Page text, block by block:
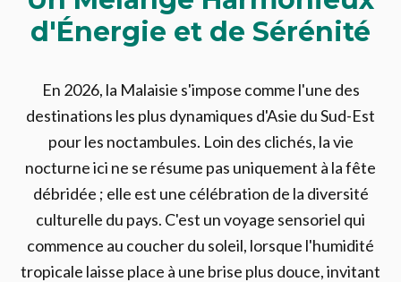
d'Énergie et de Sérénité
En 2026, la Malaisie s'impose comme l'une des
destinations les plus dynamiques d'Asie du Sud-Est
pour les noctambules. Loin des clichés, la vie
nocturne ici ne se résume pas uniquement à la fête
débridée ; elle est une célébration de la diversité
culturelle du pays. C'est un voyage sensoriel qui
commence au coucher du soleil, lorsque l'humidité
tropicale laisse place à une brise plus douce, invitant